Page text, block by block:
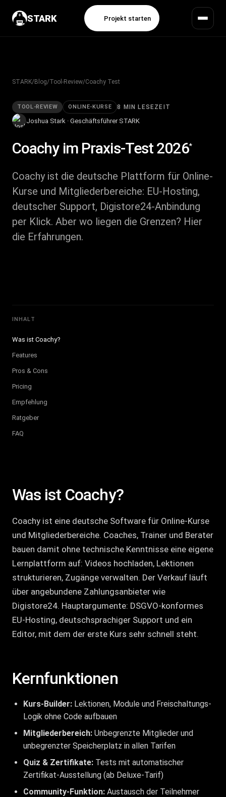
STARK Projekt starten
STARK/Blog/Tool-Review/Coachy Test
TOOL-REVIEW ONLINE-KURSE 8 MIN LESEZEIT
Joshua Stark · Geschäftsführer STARK
Coachyim Praxis-Test 2026*
Coachy ist die deutsche Plattform für Online-
Kurse und Mitgliederbereiche: EU-Hosting,
deutscher Support, Digistore24-Anbindung
per Klick. Aber wo liegen die Grenzen? Hier
die Erfahrungen.
INHALT
Was ist Coachy?
Features
Pros & Cons
Pricing
Empfehlung
Ratgeber
FAQ
Was ist Coachy?
Coachy ist eine deutsche Software für Online-Kurse
und Mitgliederbereiche. Coaches, Trainer und Berater
bauen damit ohne technische Kenntnisse eine eigene
Lernplattform auf: Videos hochladen, Lektionen
strukturieren, Zugänge verwalten. Der Verkauf läuft
über angebundene Zahlungsanbieter wie
Digistore24. Hauptargumente: DSGVO-konformes
EU-Hosting, deutschsprachiger Support und ein
Editor, mit dem der erste Kurs sehr schnell steht.
Kernfunktionen
Kurs-Builder: Lektionen, Module und Freischaltungs-
Logik ohne Code aufbauen
Mitgliederbereich: Unbegrenzte Mitglieder und
unbegrenzter Speicherplatz in allen Tarifen
Quiz & Zertifikate: Tests mit automatischer
Zertifikat-Ausstellung (ab Deluxe-Tarif)
Community-Funktion: Austausch der Teilnehmer